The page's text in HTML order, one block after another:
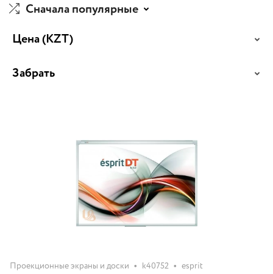
Сначала популярные
Цена(KZT)
Забрать
Проекционные экраны и доски • k40752 • esprit